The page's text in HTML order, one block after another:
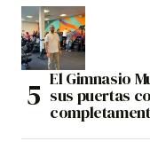
El Gimnasio
sus puertas